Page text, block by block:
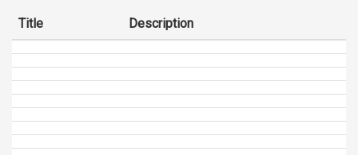
Title Description